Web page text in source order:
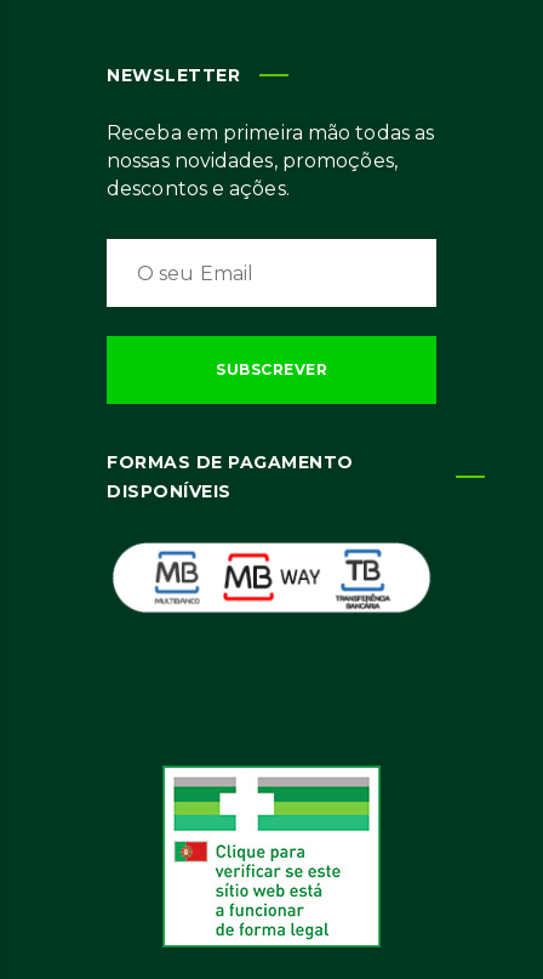
NEWSLETTER
Receba em primeira mão todas as
nossas novidades, promoções,
descontos e ações.
FORMAS DE PAGAMENTO
DISPONÍVEIS